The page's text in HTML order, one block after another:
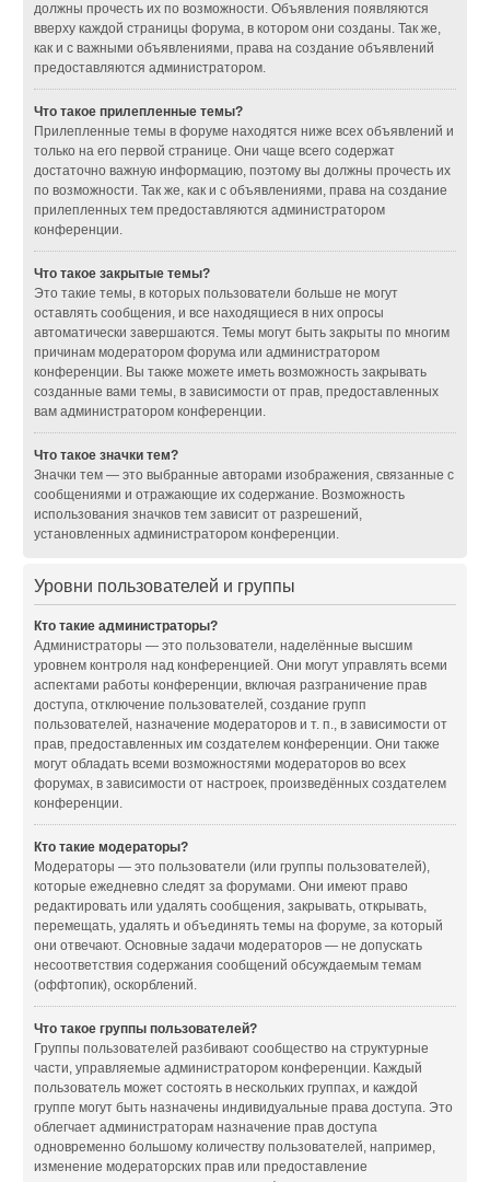
должны прочесть их по возможности. Объявления появляются
вверху каждой страницы форума, в котором они созданы. Так же,
как и с важными объявлениями, права на создание объявлений
предоставляются администратором.
Что такое прилепленные темы?
Прилепленные темы в форуме находятся ниже всех объявлений и
только на его первой странице. Они чаще всего содержат
достаточно важную информацию, поэтому вы должны прочесть их
по возможности. Так же, как и с объявлениями, права на создание
прилепленных тем предоставляются администратором
конференции.
Что такое закрытые темы?
Это такие темы, в которых пользователи больше не могут
оставлять сообщения, и все находящиеся в них опросы
автоматически завершаются. Темы могут быть закрыты по многим
причинам модератором форума или администратором
конференции. Вы также можете иметь возможность закрывать
созданные вами темы, в зависимости от прав, предоставленных
вам администратором конференции.
Что такое значки тем?
Значки тем — это выбранные авторами изображения, связанные с
сообщениями и отражающие их содержание. Возможность
использования значков тем зависит от разрешений,
установленных администратором конференции.
Уровни пользователей и группы
Кто такие администраторы?
Администраторы — это пользователи, наделённые высшим
уровнем контроля над конференцией. Они могут управлять всеми
аспектами работы конференции, включая разграничение прав
доступа, отключение пользователей, создание групп
пользователей, назначение модераторов и т. п., в зависимости от
прав, предоставленных им создателем конференции. Они также
могут обладать всеми возможностями модераторов во всех
форумах, в зависимости от настроек, произведённых создателем
конференции.
Кто такие модераторы?
Модераторы — это пользователи (или группы пользователей),
которые ежедневно следят за форумами. Они имеют право
редактировать или удалять сообщения, закрывать, открывать,
перемещать, удалять и объединять темы на форуме, за который
они отвечают. Основные задачи модераторов — не допускать
несоответствия содержания сообщений обсуждаемым темам
(оффтопик), оскорблений.
Что такое группы пользователей?
Группы пользователей разбивают сообщество на структурные
части, управляемые администратором конференции. Каждый
пользователь может состоять в нескольких группах, и каждой
группе могут быть назначены индивидуальные права доступа. Это
облегчает администраторам назначение прав доступа
одновременно большому количеству пользователей, например,
изменение модераторских прав или предоставление